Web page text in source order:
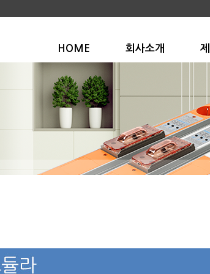
회사소개
HOME